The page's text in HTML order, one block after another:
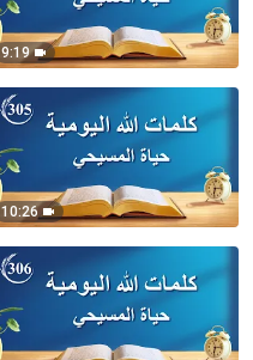
9:19
10:26